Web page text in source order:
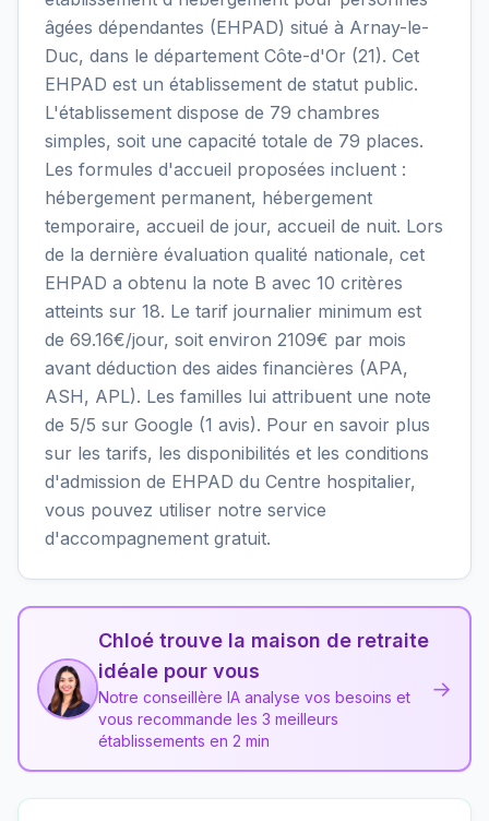
âgées dépendantes (EHPAD) situé à Arnay-le-
Duc, dans le département Côte-d'Or (21). Cet
EHPAD est un établissement de statut public.
L'établissement dispose de 79 chambres
simples, soit une capacité totale de 79 places.
Les formules d'accueil proposées incluent :
hébergement permanent, hébergement
temporaire, accueil de jour, accueil de nuit. Lors
de la dernière évaluation qualité nationale, cet
EHPAD a obtenu la note B avec 10 critères
atteints sur 18. Le tarif journalier minimum est
de 69.16€/jour, soit environ 2109€ par mois
avant déduction des aides financières (APA,
ASH, APL). Les familles lui attribuent une note
de 5/5 sur Google (1 avis). Pour en savoir plus
sur les tarifs, les disponibilités et les conditions
d'admission de EHPAD du Centre hospitalier,
vous pouvez utiliser notre service
d'accompagnement gratuit.
Chloé trouve la maison de retraite
idéale pour vous
Notre conseillère IA analyse vos besoins et
vous recommande les 3 meilleurs
établissements en 2 min
→